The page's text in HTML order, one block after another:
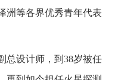
洲等各界优秀青年代表
总设计师，到38岁被任